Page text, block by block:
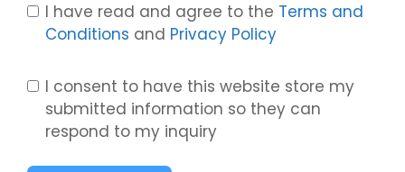
I have read and agree to the Terms and
Conditions and Privacy Policy
I consent to have this website store my
submitted information so they can
respond to my inquiry